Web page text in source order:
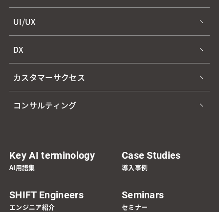
UI/UX
DX
カスタマーサクセス
コンサルティング
Key AI terminology
AI用語集
Case Studies
導入事例
SHIFT Engineers
エンジニア紹介
Seminars
セミナー